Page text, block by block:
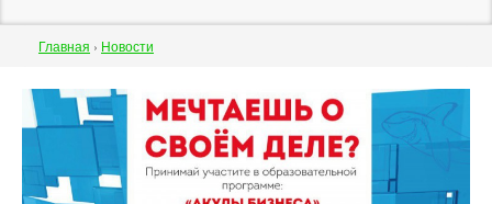
Строка
навигации
Главная › Новости
Back
to
top